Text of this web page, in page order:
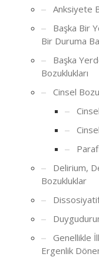
Anksiyete
Başka Bir
Bir Duruma
Başka
Bozuklukları
Cinsel
Delirium,
Bozukluklar
Genellikle
Ergenlik